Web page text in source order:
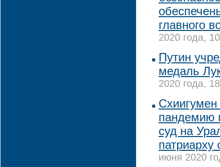
главного
2020 года,
Путин
медаль
2020 года,
пандемию
суд на
патриарху
июня 2020